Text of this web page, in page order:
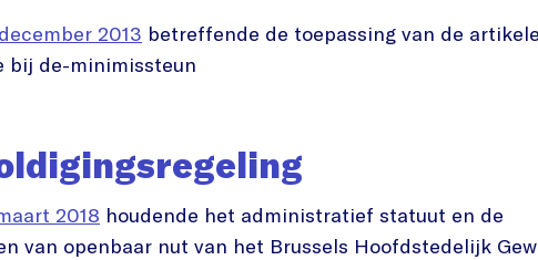
2013 betreffende de toepassing van de
bij de-minimissteun
2018 houdende het administratief statuut en de
van openbaar nut van het Brussels Hoofdstedelijk